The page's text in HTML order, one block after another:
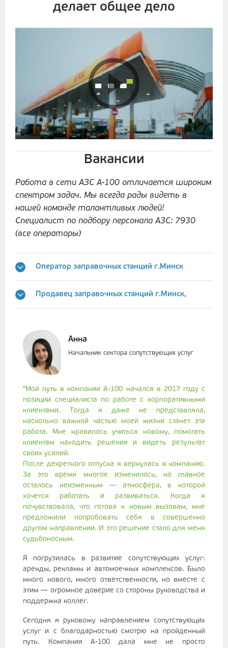
делает общее дело
Вакансии
Работа в сети АЗС А-100 отличается широким
спектром задач. Мы всегда рады видеть в
нашей команде талантливых людей!
Специалист по подбору персонала АЗС: 7930
(все операторы)
Оператор заправочных станций г.Минск
Продавец заправочных станций г.Минск,
Анна
Начальник сектора сопутствующих услуг
"Мой путь в компании А-100 начался в 2017 году с
позиции специалиста по работе с корпоративными
клиентами. Тогда я даже не представляла,
насколько важной частью моей жизни станет эта
работа. Мне нравилось учиться новому, помогать
клиентам находить решения и видеть результат
своих усилий.
После декретного отпуска я вернулась в компанию.
За это время многое изменилось, но главное
осталось неизменным — атмосфера, в которой
хочется работать и развиваться. Когда я
почувствовала, что готова к новым вызовам, мне
предложили попробовать себя в совершенно
другом направлении. И это решение стало для меня
судьбоносным.
Я погрузилась в развитие сопутствующих услуг:
аренды, рекламы и автомоечных комплексов. Было
много нового, много ответственности, но вместе с
этим — огромное доверие со стороны руководства и
поддержка коллег.
Сегодня я руковожу направлением сопутствующих
услуг и с благодарностью смотрю на пройденный
путь. Компания А-100 дала мне не просто